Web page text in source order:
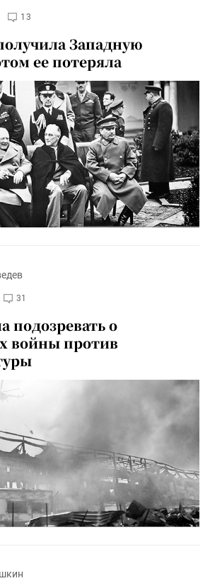
13
Западную
ее потеряла
31
подозревать о
войны против